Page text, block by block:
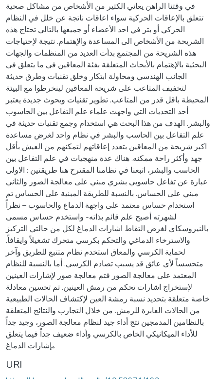
في وقتنا الراهن يعاني الكثير من الأشخاص من مشاكل صحية
تتعلق بالإعاقات الحركية سواء اعاقات ناتجة عن خلل في النظام
الحركي أو بتر في احد الأعضاء أو جميعها بالتالي تحتاج هذه
الشريحة من الأشخاص الى المساعدة والإهتمام. نتيجة لإحتياجات
هذه الشريحة من المجتمع بدأت العديد من المنظمات والجهات
البحثية بالإهتمام بالأبحاث المتعلقة بفئة المعاقين في ما يتعلق في
الجانب الهندسي ومحاولة ابتكار وخلق تقنيات وطرق حديثة
لتخفيف المتاعب على شريحة المعاقين لينخرطوا مع البيئة
المحيطة باقل قدر من المتاعب. تطوير تقنيات وبحوث جديدة يعتبر
أحد التحديات التي واجهت علماء علم التفاعل بين الحاسوب
والبشر. الهدف من هذا البحث هي استخدام وجمع تقنيات حديثة في
علم التفاعل بين الحاسب والبشر في نظام واحد لغرض مساعدة
اكبر شريحة من المعاقين بتعدد إعاقاتهم لتمكنهم من العيش بأقل
جهد وأكثر راحة ممكنه. هناك عدة منهجيات في علم التفاعل بين
الحاسب والبشر، اتبعنا في نظامنا المقترح هنا طريقتين : الاولى
عبارة عن تفاعل حاسوبي بشري مبني على معالجة الصور والثاني
مبني على الحساس. بالنسبة للطريقة المبنية على الحساس تم
استخدام حساس معتمد على واجهة الدماغ والحاسوب – نظراً
لشهرته أصبح علم قائم بذاته- واستخدم حساس مسمى
بالنيروسكاي لغرض التقاط اشارات الدماغ لكل من حالتي التركيز
والاسترخاء الدماغي والتحكم بكرسي متحرك تشغيلاً وايقافاً.
لحماية الكرسي والمعاق استخدم نظام متتبع للطريق وآخر
متحسساً لأي عائق قد يسبب تصادم الكرسي. أما بالنسبة للنظام
المعتمد على معالجة الصور فتم معالجة صور لإشارات العينين
لإستخراج اشارات تحكم من رمش العينين. تم تحسين معادلة
خاصة متعلقة بتحديد نسبة رمشة العين لإكتشاف الحالات الطبيعية
من الحالات العابرة للرمش. من خلال التجارب والنتائج المتعلقة
بالنظامين المدمجين نتج أداء جيد لنظام معالجة الصور، وجيد جداً
للأداء الميكانيكي الخاص بالكرسي وأداء ضعيف جداً فيما يتعلق
بإشارات الدماغ.
URI